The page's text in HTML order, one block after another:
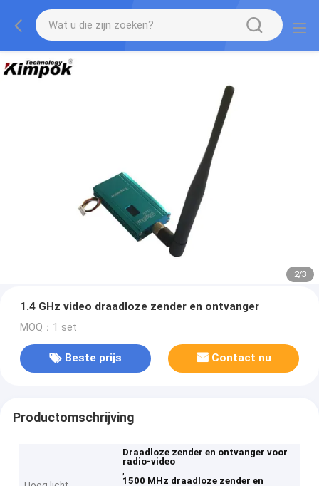
2/3
1.4 GHz video draadloze zender en ontvanger
MOQ：1 set
Beste prijs Contact nu
Productomschrijving
Draadloze zender en ontvanger voor
radio-video
,
1500 MHz draadloze zender en